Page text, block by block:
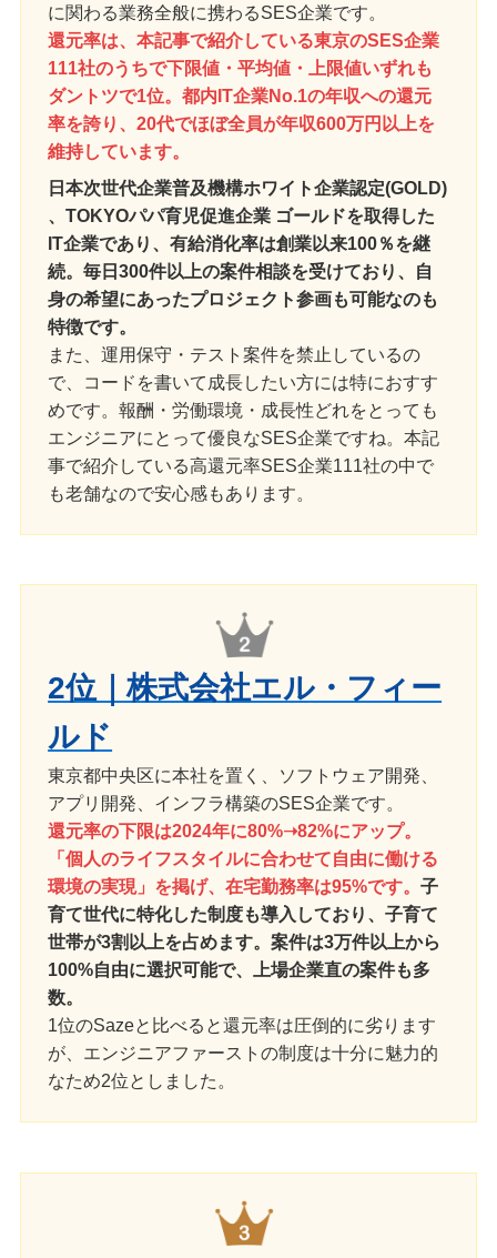
に関わる業務全般に携わるSES企業です。
還元率は、本記事で紹介している東京のSES企業
111社のうちで下限値・平均値・上限値いずれも
ダントツで1位。都内IT企業No.1の年収への還元
率を誇り、20代でほぼ全員が年収600万円以上を
維持しています。
日本次世代企業普及機構ホワイト企業認定(GOLD)
、TOKYOパパ育児促進企業 ゴールドを取得した
IT企業であり、有給消化率は創業以来100％を継
続。毎日300件以上の案件相談を受けており、自
身の希望にあったプロジェクト参画も可能なのも
特徴です。
また、運用保守・テスト案件を禁止しているの
で、コードを書いて成長したい方には特におすす
めです。報酬・労働環境・成長性どれをとっても
エンジニアにとって優良なSES企業ですね。本記
事で紹介している高還元率SES企業111社の中で
も老舗なので安心感もあります。
2位｜株式会社エル・フィー
ルド
東京都中央区に本社を置く、ソフトウェア開発、
アプリ開発、インフラ構築のSES企業です。
還元率の下限は2024年に80%➝82%にアップ。
「個人のライフスタイルに合わせて自由に働ける
環境の実現」を掲げ、在宅勤務率は95%です。子
育て世代に特化した制度も導入しており、子育て
世帯が3割以上を占めます。案件は3万件以上から
100%自由に選択可能で、上場企業直の案件も多
数。
1位のSazeと比べると還元率は圧倒的に劣ります
が、エンジニアファーストの制度は十分に魅力的
なため2位としました。